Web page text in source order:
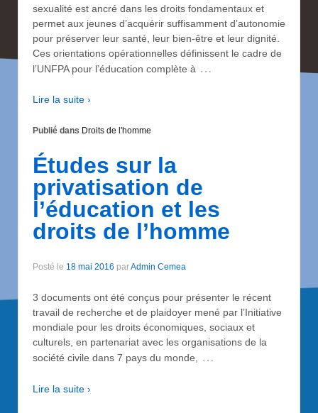
sexualité est ancré dans les droits fondamentaux et
permet aux jeunes d’acquérir suffisamment d’autonomie
pour préserver leur santé, leur bien-être et leur dignité.
Ces orientations opérationnelles définissent le cadre de
l’UNFPA pour l’éducation complète à …
Lire la suite ›
Publié dans Droits de l'homme
Études sur la
privatisation de
l’éducation et les
droits de l’homme
Posté le 18 mai 2016 parAdmin Cemea
3 documents ont été conçus pour présenter le récent
travail de recherche et de plaidoyer mené par l’Initiative
mondiale pour les droits économiques, sociaux et
culturels, en partenariat avec les organisations de la
société civile dans 7 pays du monde,
…
Lire la suite ›